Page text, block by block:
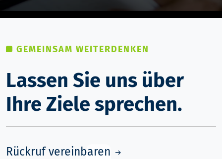
GEMEINSAM WEITERDENKEN
Lassen Sie uns über
Ihre Ziele sprechen.
Rückruf vereinbaren